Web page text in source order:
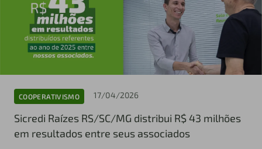
COOPERATIVISMO 17/04/2026
Sicredi Raízes RS/SC/MG distribui R$ 43 milhões
em resultados entre seus associados